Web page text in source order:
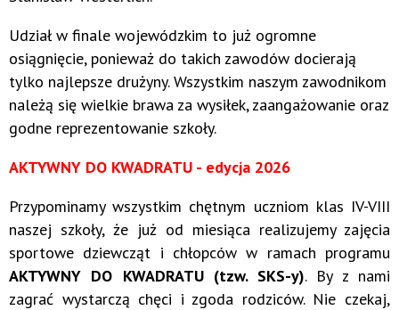
Udział w finale wojewódzkim to już ogromne
osiągnięcie, ponieważ do takich zawodów docierają
tylko najlepsze drużyny. Wszystkim naszym zawodnikom
należą się wielkie brawa za wysiłek, zaangażowanie oraz
godne reprezentowanie szkoły.
AKTYWNY DO KWADRATU - edycja 2026
Przypominamy wszystkim chętnym uczniom klas IV-VIII
naszej szkoły, że już od miesiąca realizujemy zajęcia
sportowe dziewcząt i chłopców w ramach programu
AKTYWNY DO KWADRATU (tzw. SKS-y). By z nami
zagrać wystarczą chęci i zgoda rodziców. Nie czekaj,